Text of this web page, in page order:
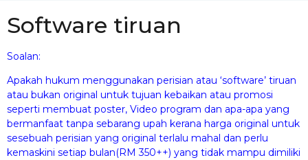
Software tiruan
Soalan:
Apakah hukum menggunakan perisian atau ‘software’ tiruan
atau bukan original untuk tujuan kebaikan atau promosi
seperti membuat poster, Video program dan apa-apa yang
bermanfaat tanpa sebarang upah kerana harga original untuk
sesebuah perisian yang original terlalu mahal dan perlu
kemaskini setiap bulan(RM 350++) yang tidak mampu dimiliki